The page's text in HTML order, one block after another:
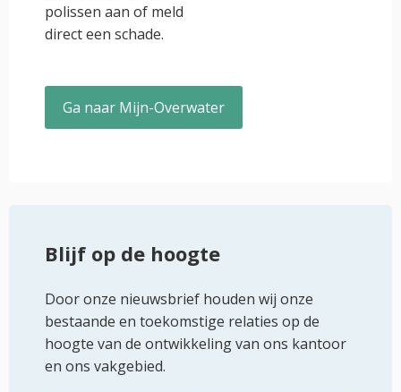
polissen aan of meld
direct een schade.
Ga naar Mijn-Overwater
Blijf op de hoogte
Door onze nieuwsbrief houden wij onze
bestaande en toekomstige relaties op de
hoogte van de ontwikkeling van ons kantoor
en ons vakgebied.